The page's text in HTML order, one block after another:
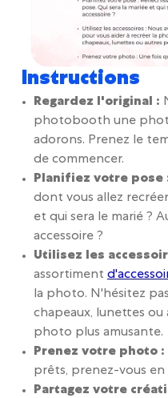
Instructions
Regardez l'original :
photobooth une
adorons. Prenez le
de commencer.
Planifiez votre pose
dont vous allez
et qui sera le marié ?
accessoire ?
Utilisez les
assortiment
la photo. N'hésitez
chapeaux, lunettes
photo plus amusante.
Prenez votre photo :
prêts, prenez-vous
Partagez votre